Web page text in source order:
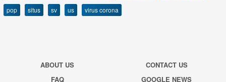
pop
situs sv us virus corona
ABOUT US
CONTACT US
FAQ
GOOGLE NEWS